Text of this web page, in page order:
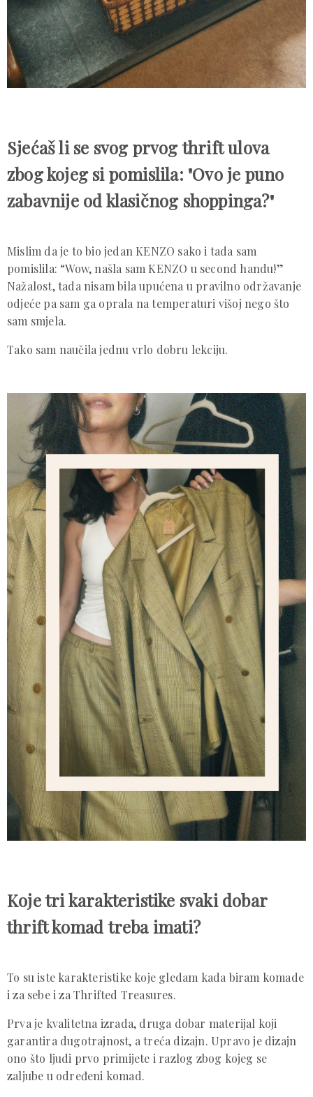
Sjećaš li se svog prvog thrift ulova
zbog kojeg si pomislila: "Ovo je puno
zabavnije od klasičnog shoppinga?"
Mislim da je to bio jedan KENZO sako i tada sam
pomislila: “Wow, našla sam KENZO u second handu!”
Nažalost, tada nisam bila upućena u pravilno održavanje
odjeće pa sam ga oprala na temperaturi višoj nego što
sam smjela.
Tako sam naučila jednu vrlo dobru lekciju.
Koje tri karakteristike svaki dobar
thrift komad treba imati?
To su iste karakteristike koje gledam kada biram komade
i za sebe i za Thrifted Treasures.
Prva je kvalitetna izrada, druga dobar materijal koji
garantira dugotrajnost, a treća dizajn. Upravo je dizajn
ono što ljudi prvo primijete i razlog zbog kojeg se
zaljube u određeni komad.